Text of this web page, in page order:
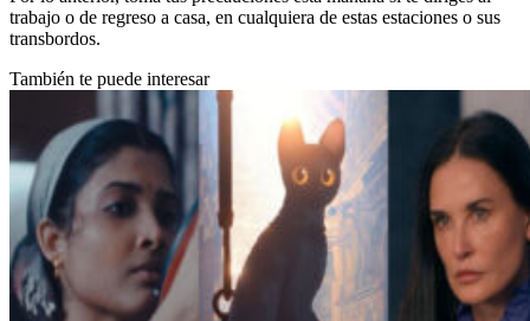
trabajo o de regreso a casa, en cualquiera de estas estaciones o sus
transbordos.
También te puede interesar